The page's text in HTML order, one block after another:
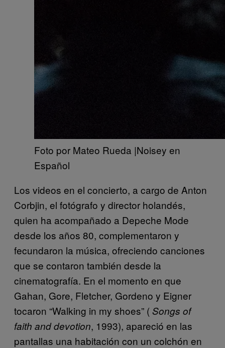
Foto por Mateo Rueda |Noisey en
Español
Los videos en el concierto, a cargo de Anton
Corbjin, el fotógrafo y director holandés,
quien ha acompañado a Depeche Mode
desde los años 80, complementaron y
fecundaron la música, ofreciendo canciones
que se contaron también desde la
cinematografía. En el momento en que
Gahan, Gore, Fletcher, Gordeno y Eigner
tocaron “Walking in my shoes” (Songs of
faith and devotion, 1993), apareció en las
pantallas una habitación con un colchón en